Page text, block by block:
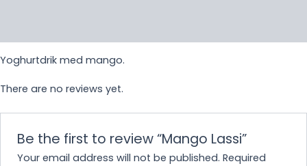
Yoghurtdrik med mango.
There are no reviews yet.
Be the first to review “Mango Lassi”
Your email address will not be published. Required